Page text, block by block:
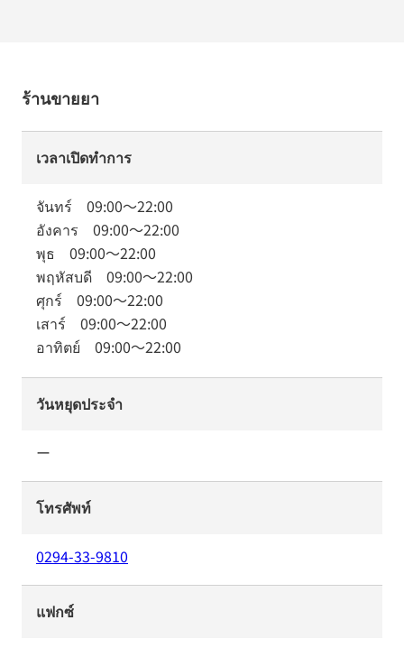
ร้านขายยา
เวลาเปิดทำการ
จันทร์ 09:00～22:00
อังคาร 09:00～22:00
พุธ 09:00～22:00
พฤหัสบดี 09:00～22:00
ศุกร์ 09:00～22:00
เสาร์ 09:00～22:00
อาทิตย์ 09:00～22:00
วันหยุดประจำ
ー
โทรศัพท์
0294-33-9810
แฟกซ์